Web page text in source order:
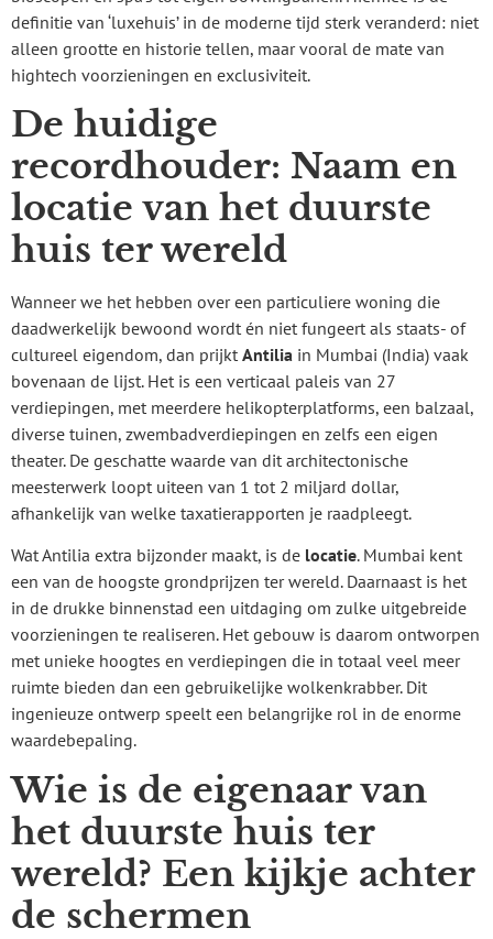
definitie van ‘luxehuis’ in de moderne tijd sterk veranderd: niet
alleen grootte en historie tellen, maar vooral de mate van
hightech voorzieningen en exclusiviteit.
De huidige
recordhouder: Naam en
locatie van het duurste
huis ter wereld
Wanneer we het hebben over een particuliere woning die
daadwerkelijk bewoond wordt én niet fungeert als staats- of
cultureel eigendom, dan prijkt Antilia in Mumbai (India) vaak
bovenaan de lijst. Het is een verticaal paleis van 27
verdiepingen, met meerdere helikopterplatforms, een balzaal,
diverse tuinen, zwembadverdiepingen en zelfs een eigen
theater. De geschatte waarde van dit architectonische
meesterwerk loopt uiteen van 1 tot 2 miljard dollar,
afhankelijk van welke taxatierapporten je raadpleegt.
Wat Antilia extra bijzonder maakt, is de locatie. Mumbai kent
een van de hoogste grondprijzen ter wereld. Daarnaast is het
in de drukke binnenstad een uitdaging om zulke uitgebreide
voorzieningen te realiseren. Het gebouw is daarom ontworpen
met unieke hoogtes en verdiepingen die in totaal veel meer
ruimte bieden dan een gebruikelijke wolkenkrabber. Dit
ingenieuze ontwerp speelt een belangrijke rol in de enorme
waardebepaling.
Wie is de eigenaar van
het duurste huis ter
wereld? Een kijkje achter
de schermen